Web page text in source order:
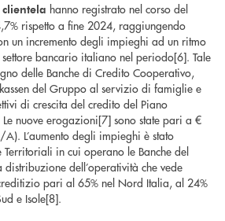
hanno registrato nel corso del
rispetto a fine 2024, raggiungendo
un incremento degli impieghi ad un ritmo
bancario italiano nel periodo[6]. Tale
delle Banche di Credito Cooperativo,
del Gruppo al servizio di famiglie e
di crescita del credito del Piano
nuove erogazioni[7] sono state pari a €
L’aumento degli impieghi è stato
in cui operano le Banche del
dell’operatività che vede
pari al 65% nel Nord Italia, al 24%
e Isole[8].